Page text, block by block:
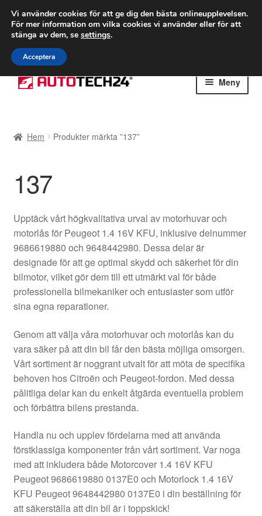
FRAKT från 75 kr
Världsomspännande frakt
Ring 766 924 713
Hoppa
till
Hoppa
till
Meny
Betalningar
Integritetspolicy
Kolla upp
Kontakt
Mitt konto
Om oss
Reklamationsprocedur
Transport
Världsomspännande frakt
Villkor
Hem Produkter märkta ”137”
137
Upptäck vårt högkvalitativa urval av motorhuvar och
motorlås för Peugeot 1.4 16V KFU, inklusive delnummer
9686619880 och 9648442980. Dessa delar är
designade för att ge optimal skydd och säkerhet för din
bilmotor, vilket gör dem till ett utmärkt val för både
professionella bilmekaniker och entusiaster som utför
sina egna reparationer.
Genom att välja våra motorhuvar och motorlås kan du
vara säker på att din bil får den bästa möjliga omsorgen.
Vårt sortiment är noggrant utvalt för att möta de specifika
behoven hos Citroën och Peugeot-fordon. Med dessa
pålitliga delar kan du enkelt åtgärda eventuella problem
och förbättra bilens prestanda.
Handla nu och upplev fördelarna med att använda
förstklassiga komponenter från vårt sortiment. Var noga
med att inkludera både Motorcover 1.4 16V KFU
Peugeot 9686619880 0137E0 och Motorlock 1.4 16V
KFU Peugeot 9648442980 0137E0 i din beställning för
att säkerställa att din bil är i toppskick!
Vi använder cookies för att ge dig den bästa onlineupplevelsen.
För mer information om vilka cookies vi använder eller för att
stänga av dem, se settings.
Acceptera